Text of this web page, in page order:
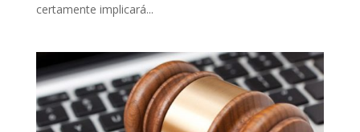
certamente implicará...